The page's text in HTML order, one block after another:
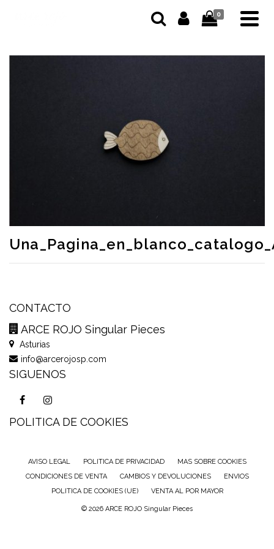
0
CONTACTO
ARCE ROJO Singular Pieces
Asturias
info@arcerojosp.com
SIGUENOS
POLITICA DE COOKIES
AVISO LEGAL POLITICA DE PRIVACIDAD
MAS SOBRE COOKIES
CONDICIONES DE VENTA
CAMBIOS Y DEVOLUCIONES
ENVIOS
POLITICA DE COOKIES (UE)
VENTA AL POR MAYOR
© 2026 ARCE ROJO Singular Pieces